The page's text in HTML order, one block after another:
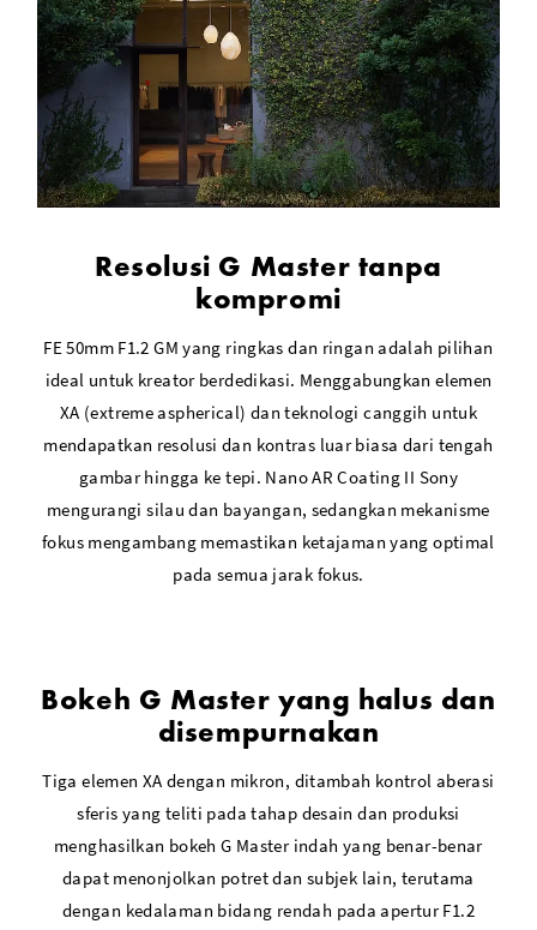
Resolusi G Master tanpa
kompromi
FE 50mm F1.2 GM yang ringkas dan ringan adalah pilihan
ideal untuk kreator berdedikasi. Menggabungkan elemen
XA (extreme aspherical) dan teknologi canggih untuk
mendapatkan resolusi dan kontras luar biasa dari tengah
gambar hingga ke tepi. Nano AR Coating II Sony
mengurangi silau dan bayangan, sedangkan mekanisme
fokus mengambang memastikan ketajaman yang optimal
pada semua jarak fokus.
Bokeh G Master yang halus dan
disempurnakan
Tiga elemen XA dengan mikron, ditambah kontrol aberasi
sferis yang teliti pada tahap desain dan produksi
menghasilkan bokeh G Master indah yang benar-benar
dapat menonjolkan potret dan subjek lain, terutama
dengan kedalaman bidang rendah pada apertur F1.2